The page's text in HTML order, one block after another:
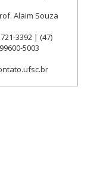
Alaim Souza
3392 | (47)
5003